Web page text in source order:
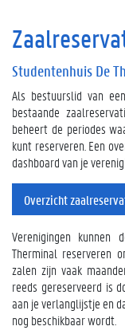
Studentenhuis De
Als bestuurslid van
bestaande
beheert de periodes
kunt reserveren. Een
dashboard van je
Overzicht
Verenigingen kunnen
Therminal reserveren
zalen zijn vaak
reeds gereserveerd is
aan je verlanglijstje en
nog beschikbaar wordt.